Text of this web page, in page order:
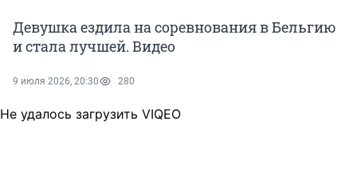
Девушка ездила на соревнования в Бельгию
и стала лучшей. Видео
9 июля 2026, 20:30 280
Не удалось загрузить VIQEO